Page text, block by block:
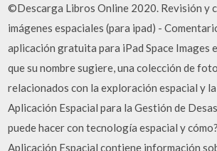
©Descarga Libros Online 2020. Revisión y
imágenes espaciales (para ipad) -
aplicación gratuita para iPad Space Images
que su nombre sugiere, una colección de
relacionados con la exploración espacial y
Aplicación Espacial para la Gestión de
puede hacer con tecnología espacial y
Aplicación Espacial contiene información